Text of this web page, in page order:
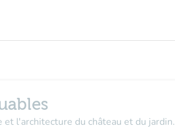
l'architecture du château et du jardin.